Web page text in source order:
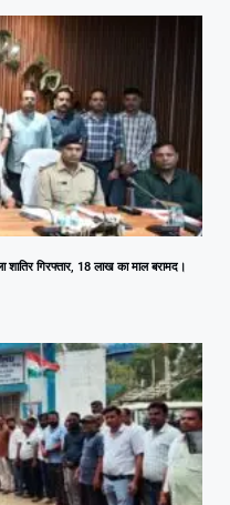
गिरफ्तार, 18 लाख का माल बरामद।